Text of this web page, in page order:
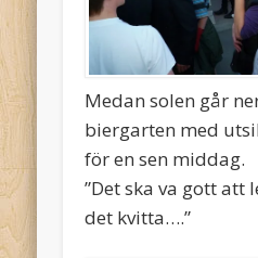
Medan solen går
biergarten med
för en sen middag.
”Det ska va gott att
det kvitta….”